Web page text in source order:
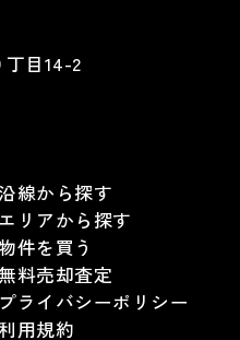
目14-2
線から探す
エリアから探す
件を買う
料売却査定
プライバシーポリシー
用規約